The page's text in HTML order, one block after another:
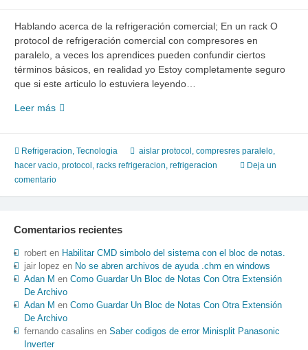
Hablando acerca de la refrigeración comercial; En un rack O
protocol de refrigeración comercial con compresores en
paralelo, a veces los aprendices pueden confundir ciertos
términos básicos, en realidad yo Estoy completamente seguro
que si este articulo lo estuviera leyendo…
Leer másAislar
NO
ES
lo
mismo
vacio
con
la
bomba
de
vacio.
Refrigeracion, Tecnologia aislar protocol , compresres paralelo,
hacer vacio, protocol , racks refrigeracion, refrigeracion
Deja un
comentario
Comentarios recientes
roberten Habilitar CMD simbolo del sistema con el bloc de notas.
jair lopez en No se abren archivos de ayuda .chm en windows
Adan M en Como Guardar Un Bloc de Notas Con Otra Extensión
De Archivo
Adan M en Como Guardar Un Bloc de Notas Con Otra Extensión
De Archivo
fernando casalins en Saber codigos de error Minisplit Panasonic
Inverter